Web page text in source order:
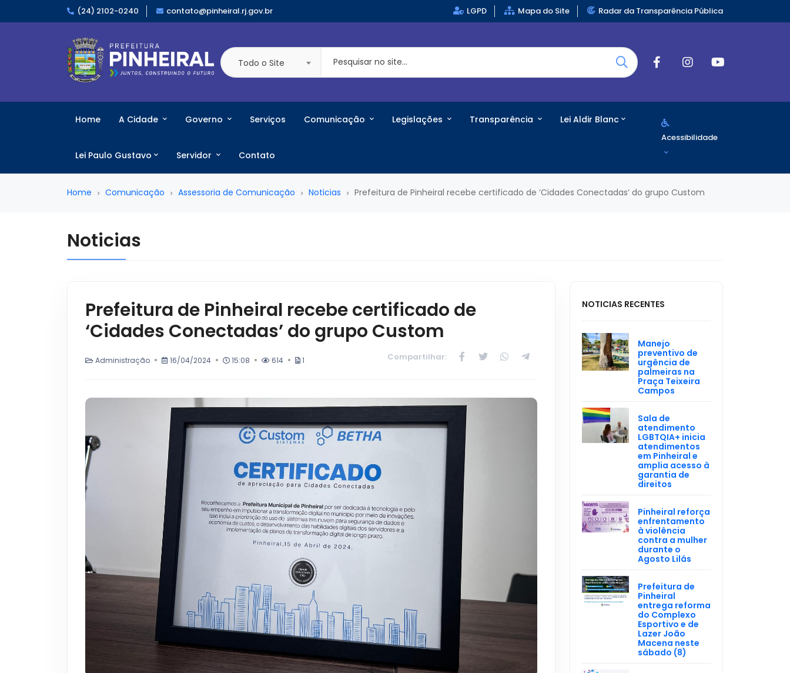
(24) 2102-0240 contato@pinheiral.rj.gov.br LGPD Mapa do Site Radar da Transparência Pública
Todo o Site
Home A Cidade Governo Serviços Comunicação Legislações Transparência Lei Aldir Blanc
Lei Paulo Gustavo Servidor Contato
Acessibilidade
Home Comunicação Assessoria de Comunicação Noticias Prefeitura de Pinheiral recebe certificado de ‘Cidades Conectadas’ do grupo Custom
Noticias
Prefeitura de Pinheiral recebe certificado de
‘Cidades Conectadas’ do grupo Custom
Administração 16/04/2024 15:08 614 1 Compartilhar:
NOTICIAS RECENTES
Manejo
preventivo de
urgência de
palmeiras na
Praça Teixeira
Campos
Sala de
atendimento
LGBTQIA+ inicia
atendimentos
em Pinheiral e
amplia acesso à
garantia de
direitos
Pinheiral reforça
enfrentamento
à violência
contra a mulher
durante o
Agosto Lilás
Prefeitura de
Pinheiral
entrega reforma
do Complexo
Esportivo e de
Lazer João
Macena neste
sábado (8)